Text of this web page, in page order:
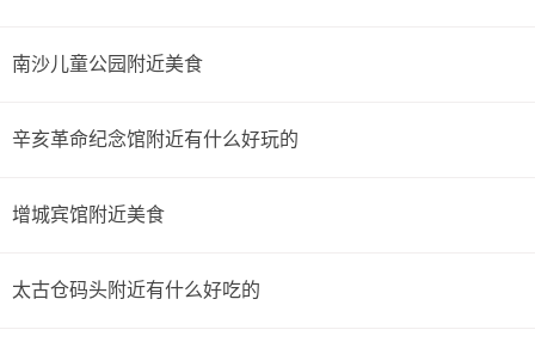
南沙儿童公园附近美食
辛亥革命纪念馆附近有什么好玩的
增城宾馆附近美食
太古仓码头附近有什么好吃的